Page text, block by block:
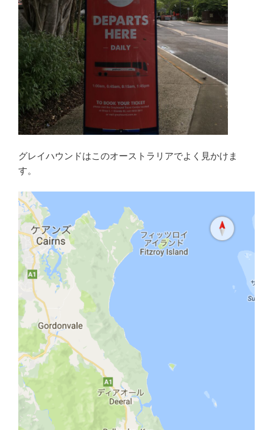
グレイハウンドはこのオーストラリアでよく見かけま
す。